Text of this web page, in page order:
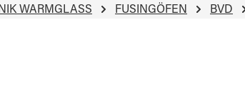
WARMGLASS FUSINGÖFEN BVD